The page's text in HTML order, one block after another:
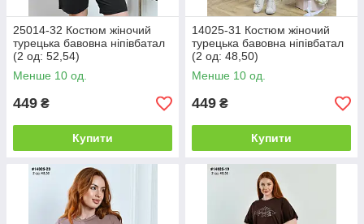
25014-32 Костюм жіночий
турецька бавовна ніпівбатал
(2 од: 52,54)
Менше 10 од.
449 ₴
Купити
14025-31 Костюм жіночий
турецька бавовна ніпівбатал
(2 од: 48,50)
Менше 10 од.
449 ₴
Купити